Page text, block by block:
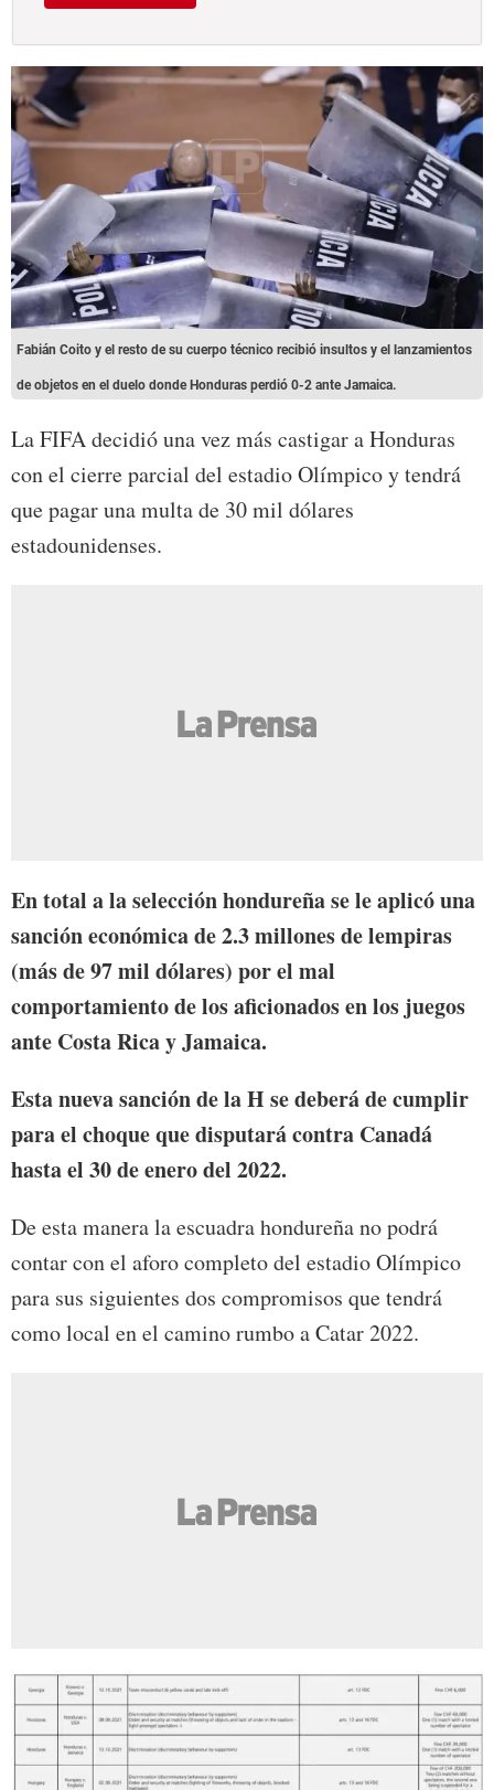
Fabián Coito y el resto de su cuerpo técnico recibió insultos y el lanzamientos
de objetos en el duelo donde Honduras perdió 0-2 ante Jamaica.
La FIFA decidió una vez más castigar a Honduras
con el cierre parcial del estadio Olímpico y tendrá
que pagar una multa de 30 mil dólares
estadounidenses.
En total a la selección hondureña se le aplicó una
sanción económica de 2.3 millones de lempiras
(más de 97 mil dólares) por el mal
comportamiento de los aficionados en los juegos
ante Costa Rica y Jamaica.
Esta nueva sanción de la H se deberá de cumplir
para el choque que disputará contra Canadá
hasta el 30 de enero del 2022.
De esta manera la escuadra hondureña no podrá
contar con el aforo completo del estadio Olímpico
para sus siguientes dos compromisos que tendrá
como local en el camino rumbo a Catar 2022.